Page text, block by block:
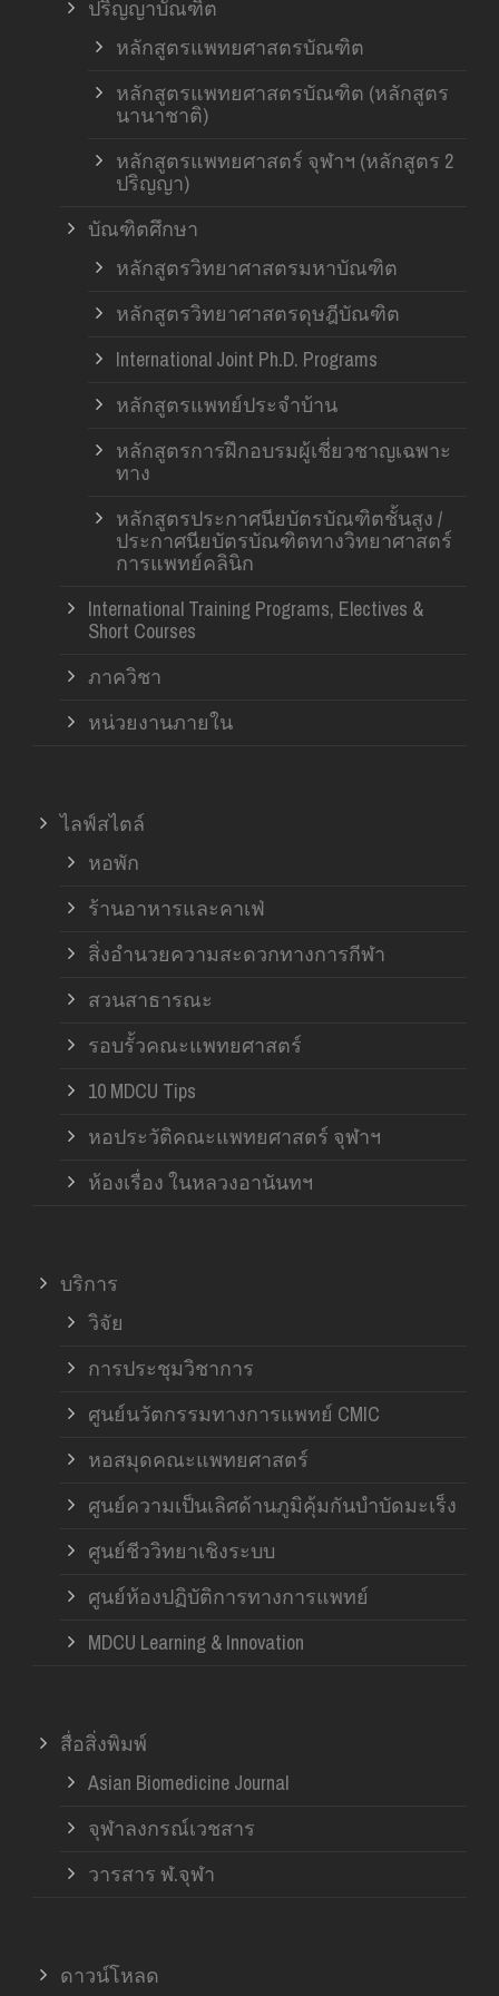
ปริญญาบัณฑิต
หลักสูตรแพทยศาสตรบัณฑิต
หลักสูตรแพทยศาสตรบัณฑิต (หลักสูตร
นานาชาติ)
หลักสูตรแพทยศาสตร์ จุฬาฯ (หลักสูตร 2
ปริญญา)
บัณฑิตศึกษา
หลักสูตรวิทยาศาสตรมหาบัณฑิต
หลักสูตรวิทยาศาสตรดุษฎีบัณฑิต
International Joint Ph.D. Programs
หลักสูตรแพทย์ประจำบ้าน
หลักสูตรการฝึกอบรมผู้เชี่ยวชาญเฉพาะ
ทาง
หลักสูตรประกาศนียบัตรบัณฑิตชั้นสูง /
ประกาศนียบัตรบัณฑิตทางวิทยาศาสตร์
การแพทย์คลินิก
International Training Programs, Electives &
Short Courses
ภาควิชา
หน่วยงานภายใน
ไลฟ์สไตล์
หอพัก
ร้านอาหารและคาเฟ่
สิ่งอำนวยความสะดวกทางการกีฬา
สวนสาธารณะ
รอบรั้วคณะแพทยศาสตร์
10 MDCU Tips
หอประวัติคณะแพทยศาสตร์ จุฬาฯ
ห้องเรื่อง ในหลวงอานันทฯ
บริการ
วิจัย
การประชุมวิชาการ
ศูนย์นวัตกรรมทางการแพทย์ CMIC
หอสมุดคณะแพทยศาสตร์
ศูนย์ความเป็นเลิศด้านภูมิคุ้มกันบำบัดมะเร็ง
ศูนย์ชีววิทยาเชิงระบบ
ศูนย์ห้องปฏิบัติการทางการแพทย์
MDCU Learning & Innovation
สื่อสิ่งพิมพ์
Asian Biomedicine Journal
จุฬาลงกรณ์เวชสาร
วารสาร ฬ.จุฬา
ดาวน์โหลด